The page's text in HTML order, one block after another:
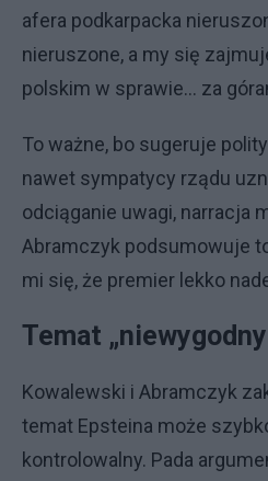
afera podkarpacka
nieruszone, a my się
polskim w sprawie… za
To ważne, bo sugeruje
nawet sympatycy rządu
odciąganie uwagi, narracja
Abramczyk podsumowuje
mi się, że premier lekko
Temat
Kowalewski i Abramczyk
temat Epsteina może
kontrolowalny. Pada